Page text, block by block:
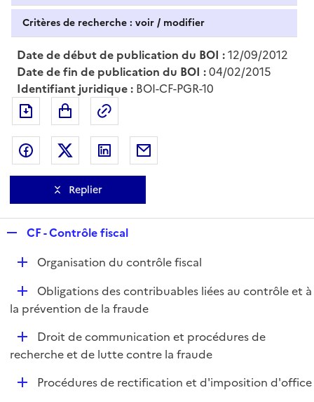
Critères de recherche : voir / modifier
Date de début de publication du BOI :12/09/2012
Date de fin de publication du BOI :04/02/2015
Identifiant juridique : BOI-CF-PGR-10
Exporter le document au format pdf
Partager sur Facebook
Partager sur Twitter
Partager sur LinkedIn
Replier
p
l
i
e
r
CF - Contrôle fiscal
D
l
r
Organisation du contrôle fiscal
D
é
i
Obligations des contribuables liées au contrôle et à
la prévention de la fraude
D
é
Droit de communication et procédures de
recherche et de lutte contre la fraude
DProcédures de rectification et d'imposition d'office